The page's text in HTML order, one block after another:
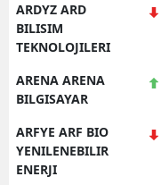
ARDYZ ARD
BILISIM
TEKNOLOJILERI
ARENA ARENA
BILGISAYAR
ARFYE ARF BIO
YENILENEBILIR
ENERJI